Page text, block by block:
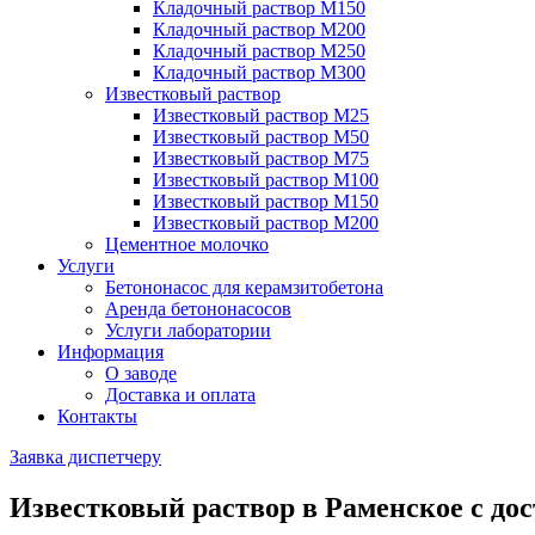
Кладочный раствор М150
Кладочный раствор М200
Кладочный раствор М250
Кладочный раствор М300
Известковый раствор
Известковый раствор М25
Известковый раствор М50
Известковый раствор М75
Известковый раствор М100
Известковый раствор М150
Известковый раствор М200
Цементное молочко
Услуги
Бетононасос для керамзитобетона
Аренда бетононасосов
Услуги лаборатории
Информация
О заводе
Доставка и оплата
Контакты
Заявка диспетчеру
Известковый раствор в Раменское с